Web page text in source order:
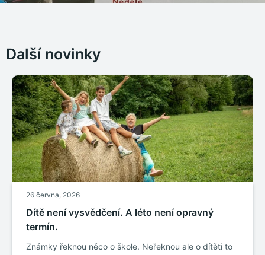
Další novinky
26 června, 2026
Dítě není vysvědčení. A léto není opravný
termín.
Známky řeknou něco o škole. Neřeknou ale o dítěti to